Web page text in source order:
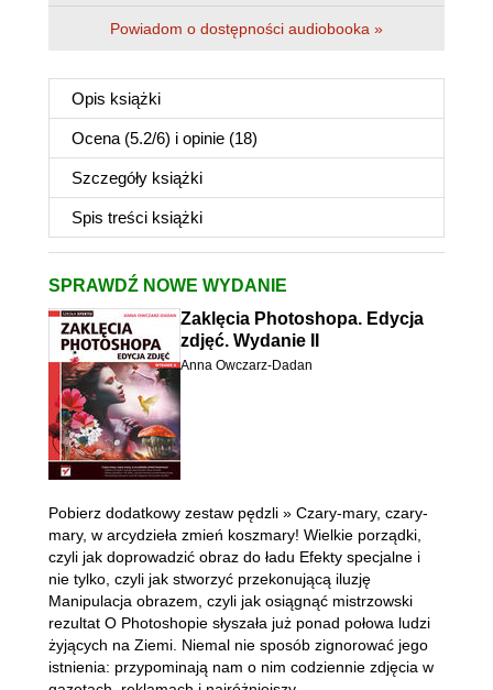
Powiadom o dostępności audiobooka »
Opis książki
Ocena (5.2/6) i opinie (18)
Szczegóły książki
Spis treści książki
SPRAWDŹ NOWE WYDANIE
Zaklęcia Photoshopa. Edycja
zdjęć. Wydanie II
Anna Owczarz-Dadan
Pobierz dodatkowy zestaw pędzli » Czary-mary, czary-
mary, w arcydzieła zmień koszmary! Wielkie porządki,
czyli jak doprowadzić obraz do ładu Efekty specjalne i
nie tylko, czyli jak stworzyć przekonującą iluzję
Manipulacja obrazem, czyli jak osiągnąć mistrzowski
rezultat O Photoshopie słyszała już ponad połowa ludzi
żyjących na Ziemi. Niemal nie sposób zignorować jego
istnienia: przypominają nam o nim codziennie zdjęcia w